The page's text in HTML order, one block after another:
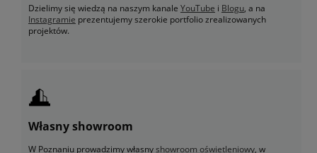
Dzielimy się wiedzą na naszym kanale YouTube i Blogu, a na
Instagramie prezentujemy szerokie portfolio zrealizowanych
projektów.
Własny showroom
W Poznaniu prowadzimy własnyshowroom oświetleniowy, w